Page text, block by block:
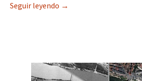
Seguir leyendo Cartografía Corine Land
→